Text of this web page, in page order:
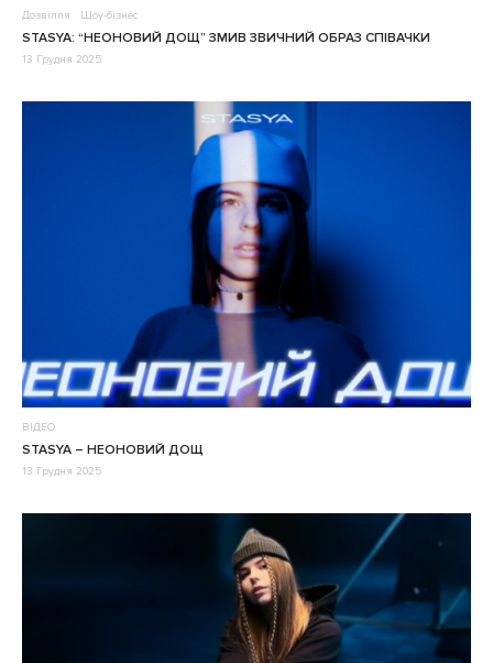
Дозвілля Шоу-бізнес
STASYA: “НЕОНОВИЙ ДОЩ” ЗМИВ ЗВИЧНИЙ ОБРАЗ СПІВАЧКИ
13 Грудня 2025
ВІДЕО
STASYA – НЕОНОВИЙ ДОЩ
13 Грудня 2025